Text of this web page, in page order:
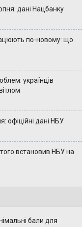
дані Нацбанку
по-новому: що
українців
офіційні дані НБУ
встановив НБУ на
бали для